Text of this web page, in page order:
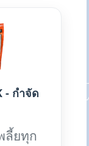
- กำจัด
ลี้ยทุก